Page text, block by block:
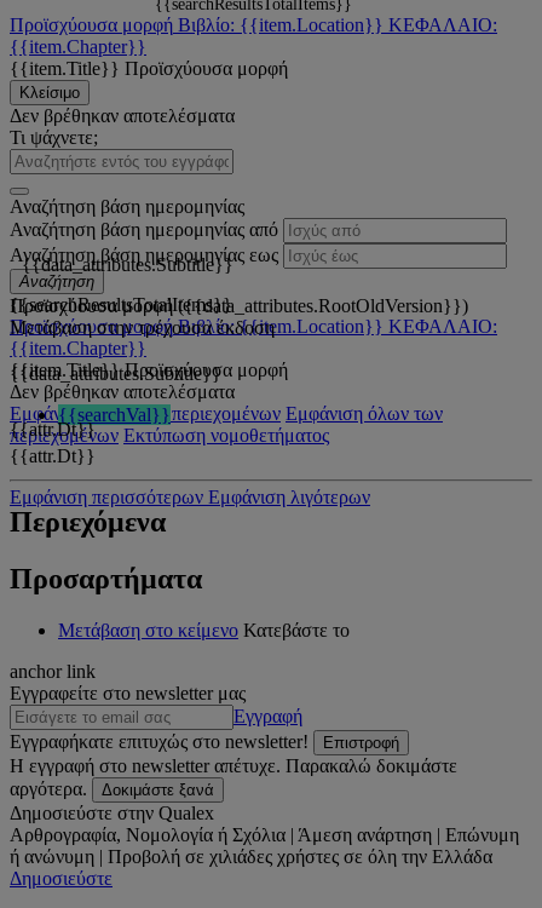
{{searchResultsTotalItems}}
Προϊσχύουσα μορφή Βιβλίο: {{item.Location}} ΚΕΦΑΛΑΙΟ:
{{item.Chapter}}
{{item.Title}} Προϊσχύουσα μορφή
Κλείσιμο
Δεν βρέθηκαν αποτελέσματα
Τι ψάχνετε;
Αναζήτηση βάση ημερομηνίας
Αναζήτηση βάση ημερομηνίας από
Αναζήτηση βάση ημερομηνίας εως
Αναζήτηση
{{searchResultsTotalItems}}
Προϊσχύουσα μορφή Βιβλίο: {{item.Location}} ΚΕΦΑΛΑΙΟ:
{{item.Chapter}}
{{item.Title}} Προϊσχύουσα μορφή
Δεν βρέθηκαν αποτελέσματα
Εμφάνιση όλων των περιεχομένων Εμφάνιση όλων των
περιεχομένων Εκτύπωση νομοθετήματος
{{data_attributes.Subtitle}}
Προϊσχύουσα μορφή ({{data_attributes.RootOldVersion}})
Μετάβαση στην τρέχουσα έκδοση
{{data_attributes.Subtitle}}
{{searchVal}}
{{attr.Dt}}
Εμφάνιση περισσότερων Εμφάνιση λιγότερων
{{attr.Dt}}
Περιεχόμενα
Προσαρτήματα
Μετάβαση στο κείμενο Κατεβάστε το
anchor link
Εγγραφείτε στο newsletter μας
Εγγραφή
Εγγραφήκατε επιτυχώς στο newsletter!
Επιστροφή
Η εγγραφή στο newsletter απέτυχε. Παρακαλώ δοκιμάστε
αργότερα.
Δοκιμάστε ξανά
Δημοσιεύστε στην Qualex
Αρθρογραφία, Νομολογία ή Σχόλια | Άμεση ανάρτηση | Επώνυμη
ή ανώνυμη | Προβολή σε χιλιάδες χρήστες σε όλη την Ελλάδα
Δημοσιεύστε